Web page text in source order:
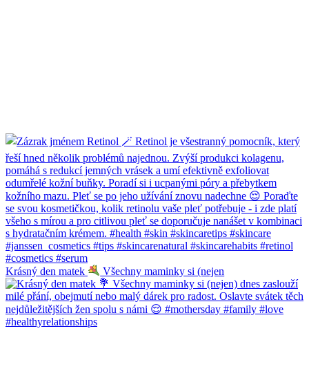
Krásný den matek Všechny maminky si (nejen